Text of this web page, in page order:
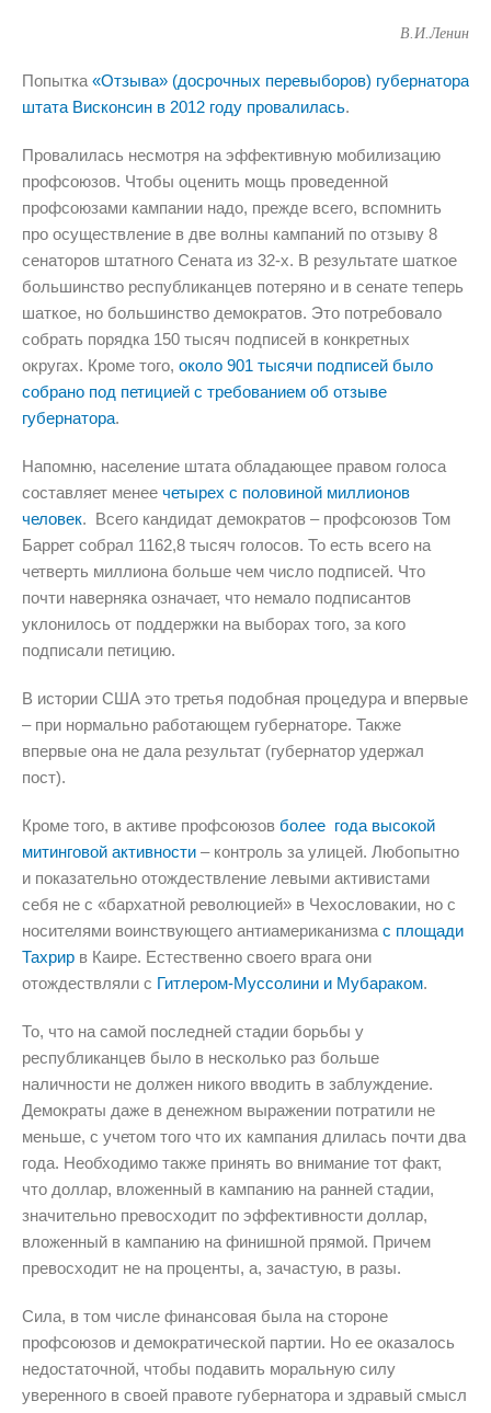
В.И.Ленин
Попытка «Отзыва» (досрочных перевыборов) губернатора
штата Висконсин в 2012 году провалилась.
Провалилась несмотря на эффективную мобилизацию
профсоюзов. Чтобы оценить мощь проведенной
профсоюзами кампании надо, прежде всего, вспомнить
про осуществление в две волны кампаний по отзыву 8
сенаторов штатного Сената из 32-х. В результате шаткое
большинство республиканцев потеряно и в сенате теперь
шаткое, но большинство демократов. Это потребовало
собрать порядка 150 тысяч подписей в конкретных
округах. Кроме того, около 901 тысячи подписей было
собрано под петицией с требованием об отзыве
губернатора.
Напомню, население штата обладающее правом голоса
составляет менее четырех с половиной миллионов
человек. Всего кандидат демократов – профсоюзов Том
Баррет собрал 1162,8 тысяч голосов. То есть всего на
четверть миллиона больше чем число подписей. Что
почти наверняка означает, что немало подписантов
уклонилось от поддержки на выборах того, за кого
подписали петицию.
В истории США это третья подобная процедура и впервые
– при нормально работающем губернаторе. Также
впервые она не дала результат (губернатор удержал
пост).
Кроме того, в активе профсоюзов более года высокой
митинговой активности – контроль за улицей. Любопытно
и показательно отождествление левыми активистами
себя не с «бархатной революцией» в Чехословакии, но с
носителями воинствующего антиамериканизма с площади
Тахрир в Каире. Естественно своего врага они
отождествляли с Гитлером-Муссолини и Мубараком.
То, что на самой последней стадии борьбы у
республиканцев было в несколько раз больше
наличности не должен никого вводить в заблуждение.
Демократы даже в денежном выражении потратили не
меньше, с учетом того что их кампания длилась почти два
года. Необходимо также принять во внимание тот факт,
что доллар, вложенный в кампанию на ранней стадии,
значительно превосходит по эффективности доллар,
вложенный в кампанию на финишной прямой. Причем
превосходит не на проценты, а, зачастую, в разы.
Сила, в том числе финансовая была на стороне
профсоюзов и демократической партии. Но ее оказалось
недостаточной, чтобы подавить моральную силу
уверенного в своей правоте губернатора и здравый смысл